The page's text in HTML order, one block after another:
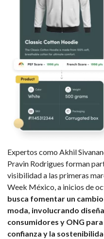
Expertos como Akhil
Pravin Rodrigues forman
visibilidad a las primeras
Week México, a inicios de
busca fomentar un
moda, involucrando
consumidores y ONG
confianza y la